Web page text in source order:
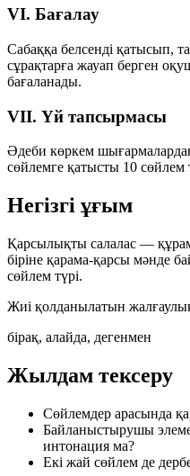
VI. Бағалау
Сабаққа белсенді қатысып,
сұрақтарға жауап берген
бағаланады.
VII. Үй тапсырмасы
Әдеби көркем
сөйлемге қатысты 10 сөйлем
Негізгі ұғым
Қарсылықты салалас —
біріне қарама-қарсы мәнде
сөйлем түрі.
Жиі қолданылатын
бірақ, алайда, дегенмен
Жылдам тексеру
Сөйлемдер арасында
Байланыстырушы
интонация ма?
Екі жай сөйлем де